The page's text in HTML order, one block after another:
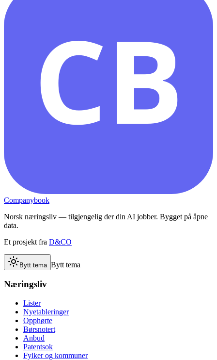
CB
Companybook
Norsk næringsliv — tilgjengelig der din AI jobber. Bygget på åpne
data.
Et prosjekt fra D&CO
Bytt tema Bytt tema
Næringsliv
Lister
Nyetableringer
Opphørte
Børsnotert
Anbud
Patentsok
Fylker og kommuner